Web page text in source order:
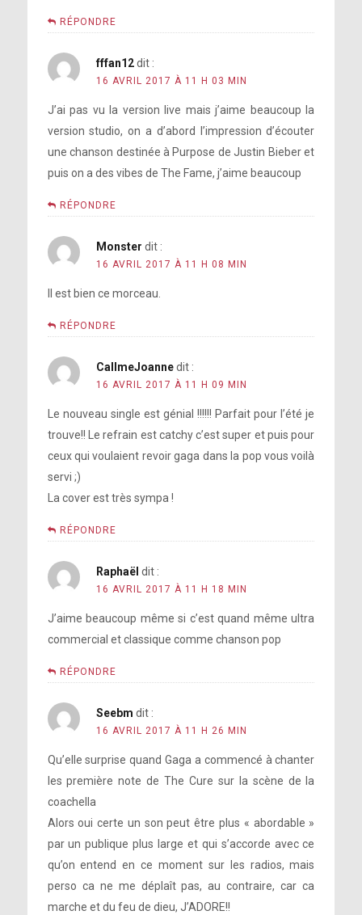
RÉPONDRE
fffan12 dit :
16 AVRIL 2017 À 11 H 03 MIN
J’ai pas vu la version live mais j’aime beaucoup la
version studio, on a d’abord l’impression d’écouter
une chanson destinée à Purpose de Justin Bieber et
puis on a des vibes de The Fame, j’aime beaucoup
RÉPONDRE
Monster dit :
16 AVRIL 2017 À 11 H 08 MIN
Il est bien ce morceau.
RÉPONDRE
CallmeJoanne dit :
16 AVRIL 2017 À 11 H 09 MIN
Le nouveau single est génial !!!!!! Parfait pour l’été je
trouve!! Le refrain est catchy c’est super et puis pour
ceux qui voulaient revoir gaga dans la pop vous voilà
servi ;)
La cover est très sympa !
RÉPONDRE
Raphaël dit :
16 AVRIL 2017 À 11 H 18 MIN
J’aime beaucoup même si c’est quand même ultra
commercial et classique comme chanson pop
RÉPONDRE
Seebm dit :
16 AVRIL 2017 À 11 H 26 MIN
Qu’elle surprise quand Gaga a commencé à chanter
les première note de The Cure sur la scène de la
coachella
Alors oui certe un son peut être plus « abordable »
par un publique plus large et qui s’accorde avec ce
qu’on entend en ce moment sur les radios, mais
perso ca ne me déplaît pas, au contraire, car ca
marche et du feu de dieu, J’ADORE!!